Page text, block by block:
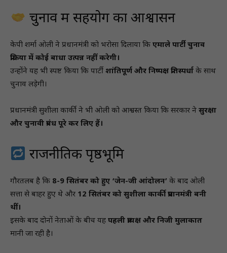
चुनाव में सहयोग का आश्वासन
केपी शर्मा ओली ने प्रधानमंत्री को भरोसा दिलाया कि एमाले पार्टी चुनाव
प्रक्रिया में कोई बाधा उत्पन्न नहीं करेगी।
उन्होंने यह भी स्पष्ट किया कि पार्टी शांतिपूर्ण और निष्पक्ष प्रतिस्पर्धा के साथ
चुनाव लड़ेगी।
प्रधानमंत्री सुशीला कार्की ने भी ओली को आश्वस्त किया कि सरकार ने सुरक्षा
और चुनावी प्रबंध पूरे कर लिए हैं।
राजनीतिक पृष्ठभूमि
गौरतलब है कि 8-9 सितंबर को हुए ‘जेन-जी आंदोलन’ के बाद ओली
सत्ता से बाहर हुए थे और 12 सितंबर को सुशीला कार्की प्रधानमंत्री बनी
थीं।
इसके बाद दोनों नेताओं के बीच यह पहली प्रत्यक्ष और निजी मुलाकात
मानी जा रही है।